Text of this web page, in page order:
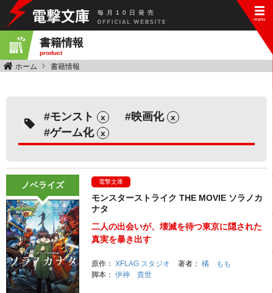
毎 月 10 日 発 売
書籍情報
product
ホーム 書籍情報
モンスト x 映画化 x
ゲーム化 x
ノベライズ 電撃文庫
モンスターストライク THE MOVIE ソラノカ
ナタ
二人の出会いが、壊滅を待つ東京に隠された
真実を暴き出す
原作： XFLAG スタジオ 著者： 橘 もも
脚本： 伊神 貴世